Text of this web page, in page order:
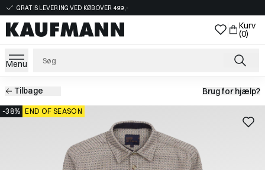
GRATIS LEVERING VED KØB OVER 499,-
Kurv
(0)
Menu
Tilbage Brug for hjælp?
-38% END OF SEASON